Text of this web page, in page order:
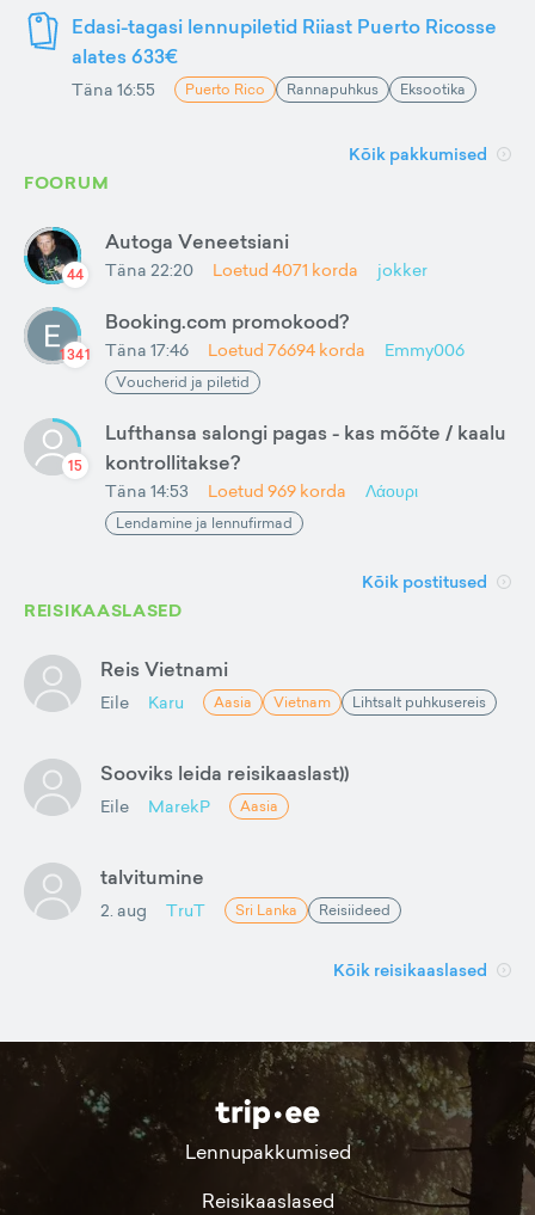
Edasi-tagasi lennupiletid Riiast Puerto Ricosse
alates 633€
Täna 16:55 Puerto Rico Rannapuhkus Eksootika
Kõik pakkumised
FOORUM
44
Autoga Veneetsiani
Täna 22:20 Loetud 4071 korda jokker
1341
Booking.com promokood?
Täna 17:46 Loetud 76694 korda Emmy006
Voucherid ja piletid
15
Lufthansa salongi pagas - kas mõõte / kaalu
kontrollitakse?
Täna 14:53 Loetud 969 korda Λάουρι
Lendamine ja lennufirmad
Kõik postitused
REISIKAASLASED
Reis Vietnami
Eile Karu Aasia Vietnam Lihtsalt puhkusereis
Sooviks leida reisikaaslast))
Eile MarekP Aasia
talvitumine
2. aug TruT Sri Lanka Reisiideed
Kõik reisikaaslased
Lennupakkumised
Reisikaaslased